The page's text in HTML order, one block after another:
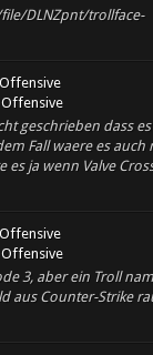
DLNZpnt/trollface-
Offensive
geschrieben dass
Fall waere es auch
es ja wenn Valve
Offensive
3, aber ein Troll
aus Counter-Strike